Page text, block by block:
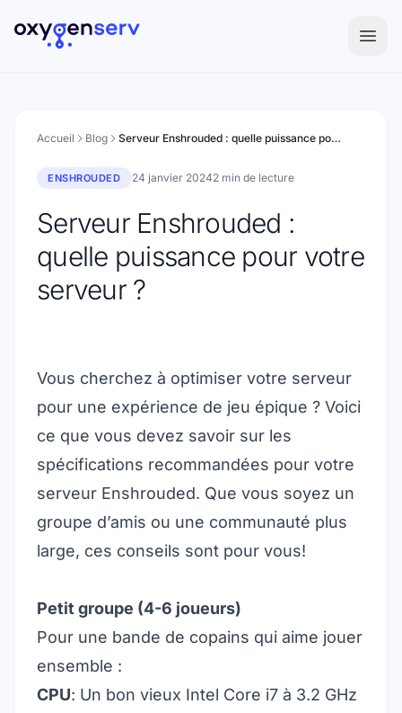
Accueil Blog Serveur Enshrouded : quelle puissance pour votre serveur ?
ENSHROUDED 24 janvier 20242 min de lecture
Serveur Enshrouded :
quelle puissance pour votre
serveur ?
Vous cherchez à optimiser votre serveur
pour une expérience de jeu épique ? Voici
ce que vous devez savoir sur les
spécifications recommandées pour votre
serveur Enshrouded. Que vous soyez un
groupe d’amis ou une communauté plus
large, ces conseils sont pour vous!
Petit groupe (4-6 joueurs)
Pour une bande de copains qui aime jouer
ensemble :
CPU: Un bon vieux Intel Core i7 à 3.2 GHz